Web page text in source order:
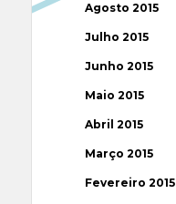
Agosto 2015
Julho 2015
Junho 2015
Maio 2015
Abril 2015
Março 2015
Fevereiro 2015